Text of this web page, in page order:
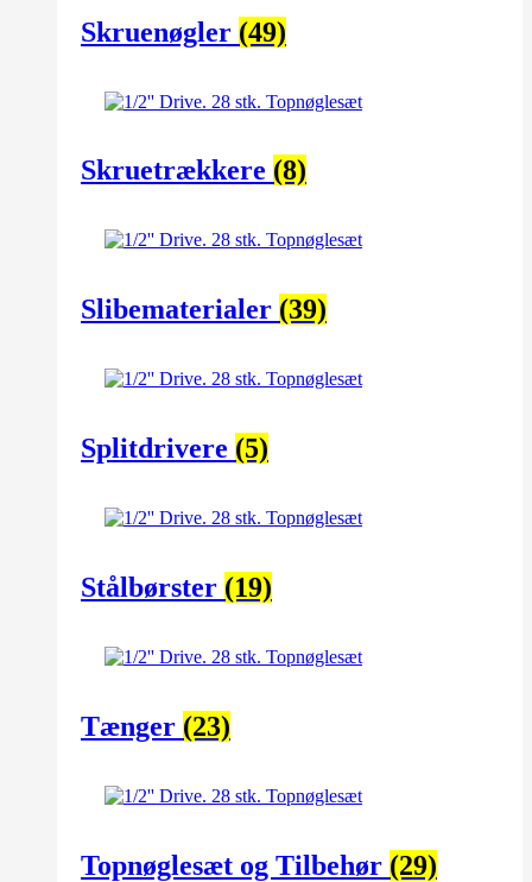
Skruenøgler (49)
Skruetrækkere (8)
Slibematerialer (39)
Splitdrivere (5)
Stålbørster (19)
Tænger (23)
Topnøglesæt og Tilbehør (29)